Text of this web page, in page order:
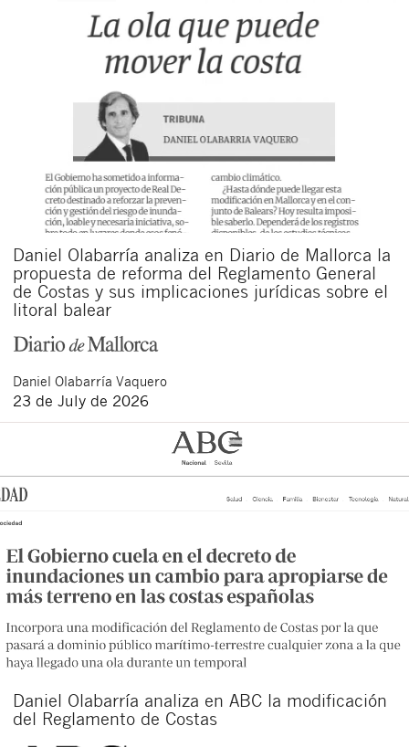
Daniel Olabarría analiza en Diario de Mallorca la
propuesta de reforma del Reglamento General
de Costas y sus implicaciones jurídicas sobre el
litoral balear
Daniel Olabarría Vaquero
23 de July de 2026
Daniel Olabarría analiza en ABC la modificación
del Reglamento de Costas